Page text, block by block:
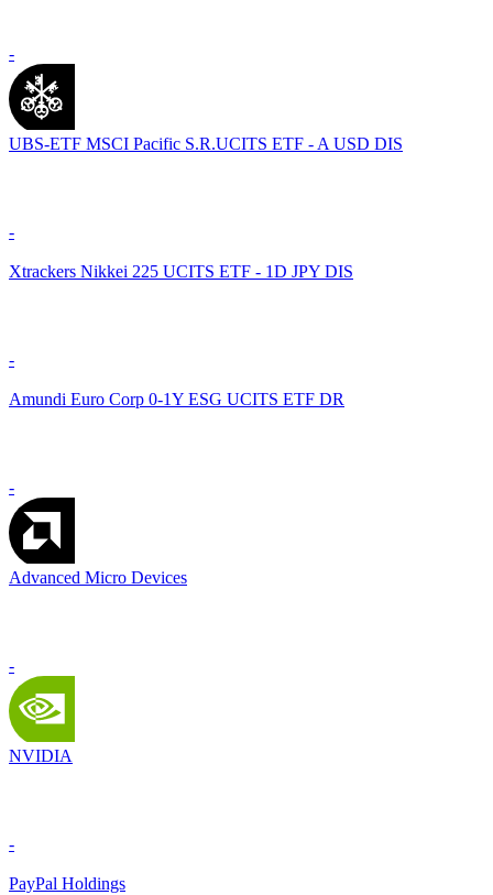
-
UBS-ETF MSCI Pacific S.R.UCITS ETF - A USD DIS
-
Xtrackers Nikkei 225 UCITS ETF - 1D JPY DIS
-
Amundi Euro Corp 0-1Y ESG UCITS ETF DR
-
Advanced Micro Devices
-
NVIDIA
-
PayPal Holdings